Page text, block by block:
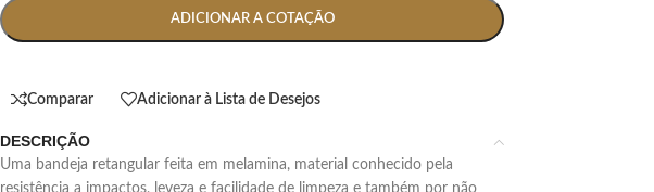
ADICIONAR A COTAÇÃO
Comparar Adicionar à Lista de Desejos
DESCRIÇÃO
uma bandeja retangular feita em melamina, material conhecido pela
resistência a impactos, leveza e facilidade de limpeza e também por não